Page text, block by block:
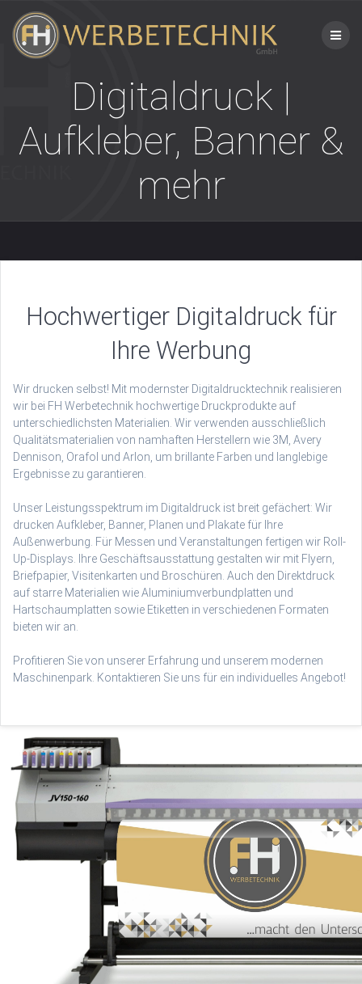
to
content
Digitaldruck |
Aufkleber, Banner &
mehr
Hochwertiger Digitaldruck für
Ihre Werbung
Wir drucken selbst! Mit modernster Digitaldrucktechnik realisieren
wir bei FH Werbetechnik hochwertige Druckprodukte auf
unterschiedlichsten Materialien. Wir verwenden ausschließlich
Qualitätsmaterialien von namhaften Herstellern wie 3M, Avery
Dennison, Orafol und Arlon, um brillante Farben und langlebige
Ergebnisse zu garantieren.
Unser Leistungsspektrum im Digitaldruck ist breit gefächert: Wir
drucken Aufkleber, Banner, Planen und Plakate für Ihre
Außenwerbung. Für Messen und Veranstaltungen fertigen wir Roll-
Up-Displays. Ihre Geschäftsausstattung gestalten wir mit Flyern,
Briefpapier, Visitenkarten und Broschüren. Auch den Direktdruck
auf starre Materialien wie Aluminiumverbundplatten und
Hartschaumplatten sowie Etiketten in verschiedenen Formaten
bieten wir an.
Profitieren Sie von unserer Erfahrung und unserem modernen
Maschinenpark. Kontaktieren Sie uns für ein individuelles Angebot!